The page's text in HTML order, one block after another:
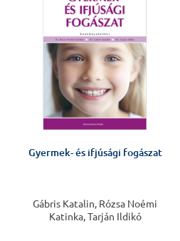
Gyermek- és ifjúsági fogászat
Gábris Katalin, Rózsa Noémi
Katinka, Tarján Ildikó